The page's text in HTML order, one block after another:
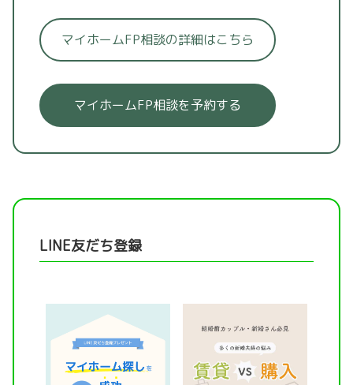
マイホームFP相談の詳細はこちら
マイホームFP相談を予約する
LINE友だち登録